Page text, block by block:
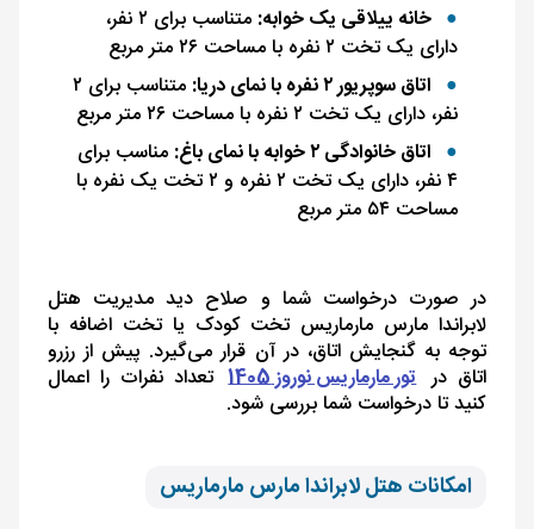
خانه ییلاقی یک خوابه:
متناسب برای ۲ نفر،
دارای یک تخت ۲ نفره با مساحت ۲۶ متر مربع
اتاق سوپریور ۲ نفره با نمای دریا:
متناسب برای ۲
نفر، دارای یک تخت ۲ نفره با مساحت ۲۶ متر مربع
اتاق خانوادگی ۲ خوابه با نمای باغ:
مناسب برای
۴ نفر، دارای یک تخت ۲ نفره و ۲ تخت یک نفره با
مساحت ۵۴ متر مربع
در صورت درخواست شما و صلاح‌ دید مدیریت هتل
لابراندا مارس مارماریس تخت کودک یا تخت اضافه با
توجه به گنجایش اتاق، در آن قرار می‌گیرد. پیش از رزرو
اتاق در تور مارماریس نوروز 1405
تعداد نفرات را اعمال
کنید تا درخواست شما بررسی شود.
امکانات هتل لابراندا مارس مارماریس